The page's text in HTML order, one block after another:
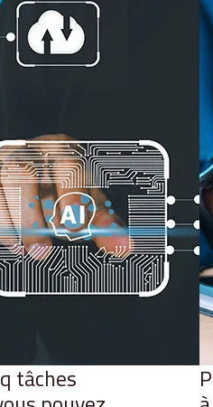
tâches